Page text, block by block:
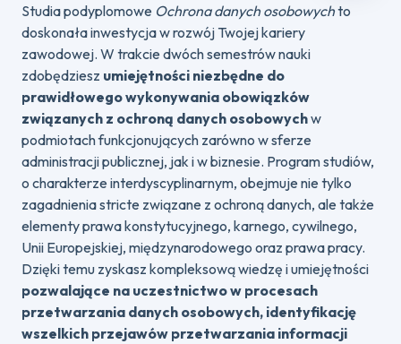
Studia podyplomowe Ochrona danych osobowychto
doskonała inwestycja w rozwój Twojej kariery
zawodowej. W trakcie dwóch semestrów nauki
zdobędziesz umiejętności niezbędne do
prawidłowego wykonywania obowiązków
związanych z ochroną danych osobowychw
podmiotach funkcjonujących zarówno w sferze
administracji publicznej, jak i w biznesie. Program studiów,
o charakterze interdyscyplinarnym, obejmuje nie tylko
zagadnienia stricte związane z ochroną danych, ale także
elementy prawa konstytucyjnego, karnego, cywilnego,
Unii Europejskiej, międzynarodowego oraz prawa pracy.
Dzięki temu zyskasz kompleksową wiedzę i umiejętności
pozwalające na uczestnictwo w procesach
przetwarzania danych osobowych, identyfikację
wszelkich przejawów przetwarzania informacji